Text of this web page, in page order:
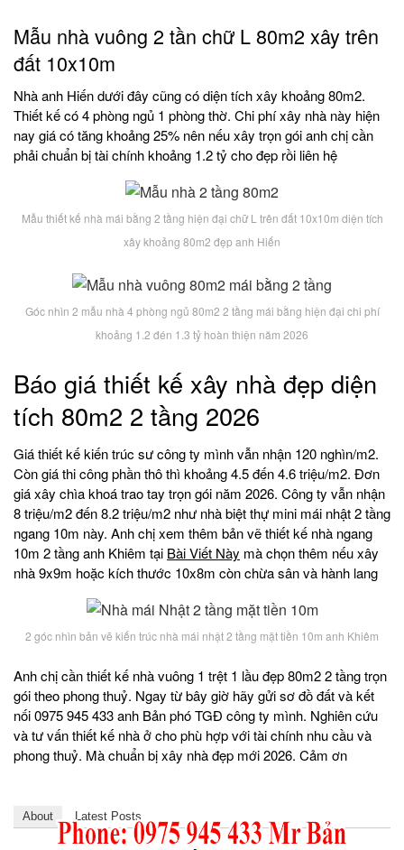
Mẫu nhà vuông 2 tần chữ L 80m2 xây trên
đất 10x10m
Nhà anh Hiến dưới đây cũng có diện tích xây khoảng 80m2.
Thiết kế có 4 phòng ngủ 1 phòng thờ. Chi phí xây nhà này hiện
nay giá có tăng khoảng 25% nên nếu xây trọn gói anh chị cần
phải chuẩn bị tài chính khoảng 1.2 tỷ cho đẹp rồi liên hệ
Mẫu thiết kế nhà mái bằng 2 tầng hiện đại chữ L trên đất 10x10m diện tích
xây khoảng 80m2 đẹp anh Hiến
Góc nhìn 2 mẫu nhà 4 phòng ngủ 80m2 2 tầng mái bằng hiện đại chi phí
khoảng 1.2 đén 1.3 tỷ hoàn thiện năm 2026
Báo giá thiết kế xây nhà đẹp diện
tích 80m2 2 tầng 2026
Giá thiết kế kiến trúc sư công ty mình vẫn nhận 120 nghìn/m2.
Còn giá thi công phần thô thì khoảng 4.5 đến 4.6 triệu/m2. Đơn
giá xây chìa khoá trao tay trọn gói năm 2026. Công ty vẫn nhận
8 triệu/m2 đến 8.2 triệu/m2 như nhà biệt thự mini mái nhật 2 tầng
ngang 10m này. Anh chị xem thêm bản vẽ thiết kế nhà ngang
10m 2 tầng anh Khiêm tại Bài Viết Này mà chọn thêm nếu xây
nhà 9x9m hoặc kích thước 10x8m còn chừa sân và hành lang
2 góc nhìn bản vẽ kiến trúc nhà mái nhật 2 tầng mặt tiền 10m anh Khiêm
Anh chị cần thiết kế nhà vuông 1 trệt 1 lầu đẹp 80m2 2 tầng trọn
gói theo phong thuỷ. Ngay từ bây giờ hãy gửi sơ đồ đất và kết
nối 0975 945 433 anh Bản phó TGĐ công ty mình. Nghiên cứu
và tư vấn thiết kế nhà ở cho phù hợp với tài chính nhu cầu và
phong thuỷ. Mà chuẩn bị xây nhà đẹp mới 2026. Cảm ơn
About Latest Posts